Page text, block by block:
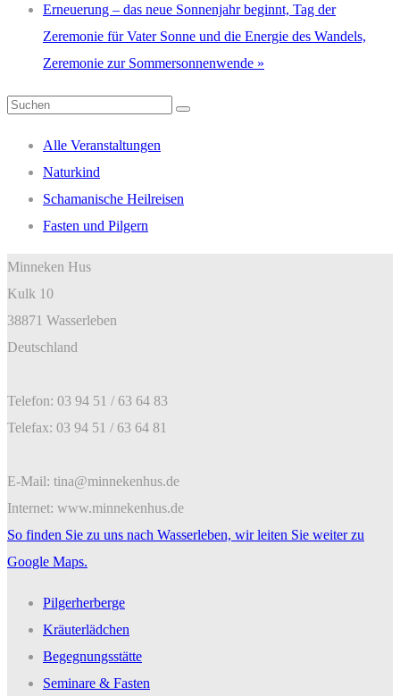
Erneuerung – das neue Sonnenjahr beginnt, Tag der
Zeremonie für Vater Sonne und die Energie des Wandels,
Zeremonie zur Sommersonnenwende »
Suchen
Alle Veranstaltungen
Naturkind
Schamanische Heilreisen
Fasten und Pilgern
Minneken Hus
Kulk 10
38871 Wasserleben
Deutschland
Telefon: 03 94 51 / 63 64 83
Telefax: 03 94 51 / 63 64 81
E-Mail: tina@minnekenhus.de
Internet: www.minnekenhus.de
So finden Sie zu uns nach Wasserleben, wir leiten Sie weiter zu
Google Maps.
Pilgerherberge
Kräuterlädchen
Begegnungsstätte
Seminare & Fasten